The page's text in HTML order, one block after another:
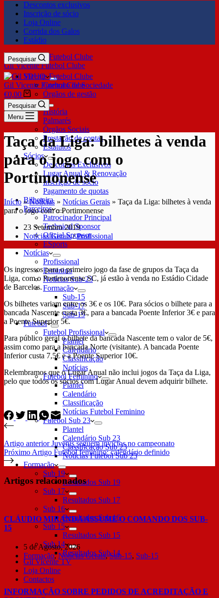
Descontos exclusivos
Inscrição de sócio
Loja Online
Corrida dos Galos
Estádio
Gil Vicente Futebol Clube
Pesquisar
SDUQ
Contrato de Sociedade
Órgãos de gestão
Clube
História
Palmarés
Órgãos Sociais
Prestação de contas
Estatutos
Sócios
Descontos Exclusivos
Lugar Anual & Renovação
Inscrição de sócio
Pagamento de quotas
Bilheteira
Parceiros
Patrocinador Principal
Technical Sponsor
Oficial Sponsor
ESports
Notícias
Profissional
Feminino
Notícias Sub-23
Formação
Sub-15
Sub-17
Sub-19
Futebol
Futebol Profissional
Plantel
Calendário
Classificação
Notícias
Futebol Feminino
Plantel
Calendário
Classificação
Notícias Futebol Feminino
Futebol Sub 23
Plantel
Calendário Sub 23
Classificação Sub 23
Notícias Futebol Sub 23
Formação
Sub 19
Resultados Sub 19
Sub 17
Resultados Sub 17
Sub 16
Resultados Sub 16
Sub 15
Resultados Sub 15
Sub 14
Resultados Sub 14
Gil Vicente TV
Loja Online
Contactos
Gil Vicente Futebol Clube
€0,00
Pesquisar
Menu
Taça da Liga: bilhetes à venda
para o jogo com o
Portimonense
Início »Notícias » Notícias Gerais » Taça da Liga: bilhetes à venda
para o jogo com o Portimonense
23 Setembro 2019
Notícias Gerais/Profissional
Os ingressos para o primeiro jogo da fase de grupos da Taça da
Liga, com o Portimonense SC, já estão à venda no Estádio Cidade
de Barcelos.
Os bilhetes variam entre os 3€ e os 10€. Para sócios o bilhete para a
bancada Nascente custa 3€, para a bancada Poente Inferior 3€ e para
a Poente Superior 5€.
Para público geral o bilhete da bancada Nascente tem o valor de 5€,
assim como para a bancada Norte (visitante). A bancada Poente
Inferior custa 7,5€ e a Poente Superior 10€.
Relembramos que o Lugar Anual não inclui jogos da Taça da Liga,
pelo que todos os sócios com Lugar Anual devem adquirir bilhete.
Artigo anteriorJuvenis seguem invictos no campeonato
Próximo Artigo Futebol feminino: calendário definido
Artigos relacionados
CLÁUDIO MIRANDA ASSUME O COMANDO DOS SUB-
15
5 de Agosto, 2026
Formação,Notícias Gerais,Sub-15, Sub-15
INFORMAÇÃO SOBRE PEDIDOS DE ACREDITAÇÃO E